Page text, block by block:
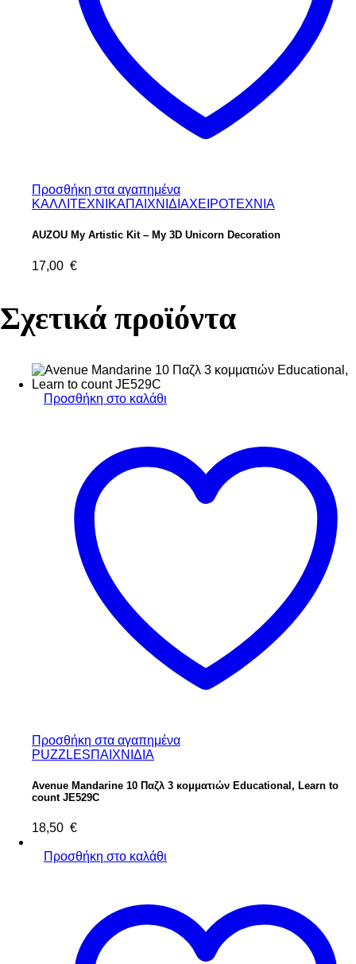
Προσθήκη στα αγαπημένα
ΚΑΛΛΙΤΕΧΝΙΚΑΠΑΙΧΝΙΔΙΑΧΕΙΡΟΤΕΧΝΙΑ
AUZOU My Artistic Kit – My 3D Unicorn Decoration
17,00 €
Σχετικά προϊόντα
Προσθήκη στο καλάθι
Προσθήκη στα αγαπημένα
PUZZLESΠΑΙΧΝΙΔΙΑ
Avenue Mandarine 10 Παζλ 3 κομματιών Educational, Learn to
count JE529C
18,50 €
Προσθήκη στο καλάθι